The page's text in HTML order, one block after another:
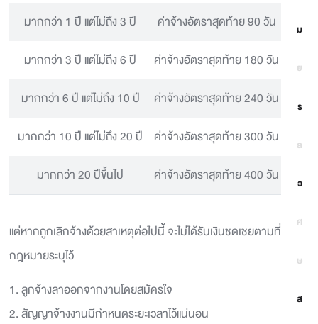
ม
ย
ร
ล
ว
ศ
ษ
ส
มากกว่า 1 ปี แต่ไม่ถึง 3 ปี
ค่าจ้างอัตราสุดท้าย 90 วัน
มากกว่า 3 ปี แต่ไม่ถึง 6 ปี
ค่าจ้างอัตราสุดท้าย 180 วัน
มากกว่า 6 ปี แต่ไม่ถึง 10 ปี
ค่าจ้างอัตราสุดท้าย 240 วัน
มากกว่า 10 ปี แต่ไม่ถึง 20 ปี
ค่าจ้างอัตราสุดท้าย 300 วัน
มากกว่า 20 ปีขึ้นไป
ค่าจ้างอัตราสุดท้าย 400 วัน
แต่หากถูกเลิกจ้างด้วยสาเหตุต่อไปนี้ จะไม่ได้รับเงินชดเชยตามที่
กฎหมายระบุไว้
1. ลูกจ้างลาออกจากงานโดยสมัครใจ
2. สัญญาจ้างงานมีกำหนดระยะเวลาไว้แน่นอน